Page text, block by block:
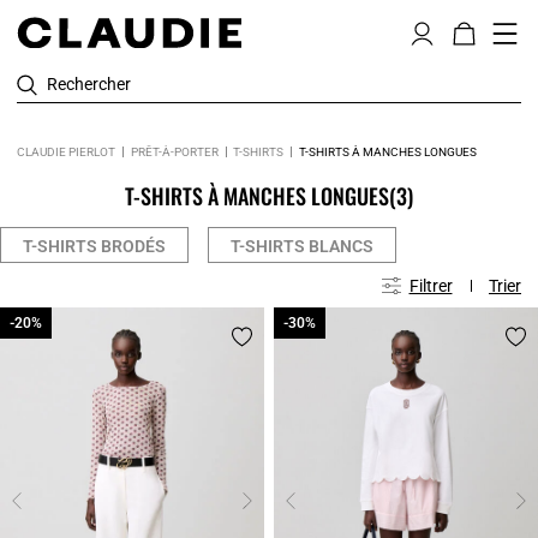
Rechercher
CLAUDIE PIERLOT PRÊT-À-PORTER T-SHIRTS T-SHIRTS À MANCHES LONGUES
T-SHIRTS À MANCHES LONGUES(3)
T-SHIRTS BRODÉS T-SHIRTS BLANCS
Filtrer Trier
-20%
-20% -30%
-30%